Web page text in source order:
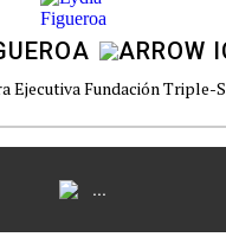
Ejecutiva Fundación Triple-S
...